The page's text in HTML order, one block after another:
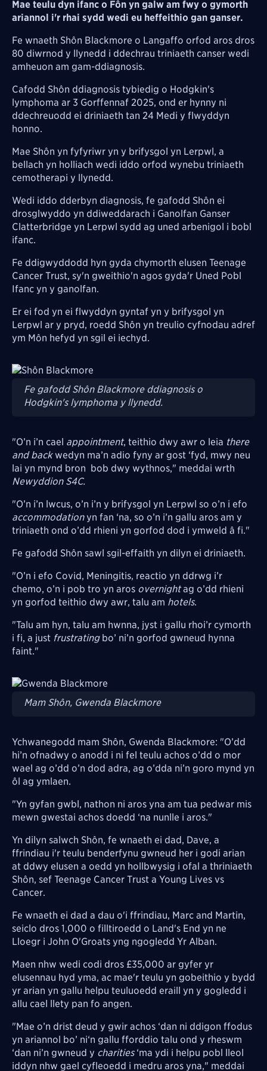
Mae teulu dyn ifanc o Fôn yn galw am fwy o gymorth
ariannol i'r rhai sydd wedi eu heffeithio gan ganser.
Fe wnaeth Shôn Blackmore o Langaffo orfod aros dros
80 diwrnod y llynedd i ddechrau triniaeth canser wedi
amheuon am gam-ddiagnosis.
Cafodd Shôn ddiagnosis tybiedig o Hodgkin's
lymphoma ar 3 Gorffennaf 2025, ond er hynny ni
ddechreuodd ei driniaeth tan 24 Medi y flwyddyn
honno.
Mae Shôn yn fyfyriwr yn y brifysgol yn Lerpwl, a
bellach yn holliach wedi iddo orfod wynebu triniaeth
cemotherapi y llynedd.
Wedi iddo dderbyn diagnosis, fe gafodd Shôn ei
drosglwyddo yn ddiweddarach i Ganolfan Ganser
Clatterbridge yn Lerpwl sydd ag uned arbenigol i bobl
ifanc.
Fe ddigwyddodd hyn gyda chymorth elusen Teenage
Cancer Trust, sy'n gweithio'n agos gyda'r Uned Pobl
Ifanc yn y ganolfan.
Er ei fod yn ei flwyddyn gyntaf yn y brifysgol yn
Lerpwl ar y pryd, roedd Shôn yn treulio cyfnodau adref
ym Môn hefyd yn sgil ei iechyd.
Image
Fe gafodd Shôn Blackmore ddiagnosis o
Hodgkin's lymphoma y llynedd.
"O’n i’n cael appointment, teithio dwy awr o leia there
and backwedyn ma’n adio fyny ar gost ‘fyd, mwy neu
lai yn mynd bron bob dwy wythnos," meddai wrth
Newyddion S4C.
"O’n i’n lwcus, o’n i’n y brifysgol yn Lerpwl so o’n i efo
accommodationyn fan ‘na, so o’n i’n gallu aros am y
triniaeth ond o’dd rhieni yn gorfod dod i ymweld â fi."
Fe gafodd Shôn sawl sgil-effaith yn dilyn ei driniaeth.
"O’n i efo Covid, Meningitis, reactio yn ddrwg i’r
chemo, o’n i pob tro yn aros overnightag o’dd rhieni
yn gorfod teithio dwy awr, talu am hotels.
"Talu am hyn, talu am hwnna, jyst i gallu rhoi’r cymorth
i fi, a just frustratingbo’ ni’n gorfod gwneud hynna
faint."
Image
Mam Shôn, Gwenda Blackmore
Ychwanegodd mam Shôn, Gwenda Blackmore: "O’dd
hi’n ofnadwy o anodd i ni fel teulu achos o’dd o mor
wael ag o’dd o’n dod adra, ag o’dda ni’n goro mynd yn
ôl ag ymlaen.
"Yn gyfan gwbl, nathon ni aros yna am tua pedwar mis
mewn gwestai achos doedd ‘na nunlle i aros."
Yn dilyn salwch Shôn, fe wnaeth ei dad, Dave, a
ffrindiau i'r teulu benderfynu gwneud her i godi arian
at ddwy elusen a oedd yn hollbwysig i ofal a thriniaeth
Shôn, sef Teenage Cancer Trust a Young Lives vs
Cancer.
Fe wnaeth ei dad a dau o'i ffrindiau, Marc and Martin,
seiclo dros 1,000 o filltiroedd o Land's End yn ne
Lloegr i John O'Groats yng ngogledd Yr Alban.
Maen nhw wedi codi dros £35,000 ar gyfer yr
elusennau hyd yma, ac mae'r teulu yn gobeithio y bydd
yr arian yn gallu helpu teuluoedd eraill yn y gogledd i
allu cael llety pan fo angen.
"Mae o’n drist deud y gwir achos ‘dan ni ddigon ffodus
yn ariannol bo’ ni‘n gallu fforddio talu ond y rheswm
‘dan ni’n gwneud y charities‘ma ydi i helpu pobl lleol
iddyn nhw gael cyfleoedd i medru aros yna," meddai